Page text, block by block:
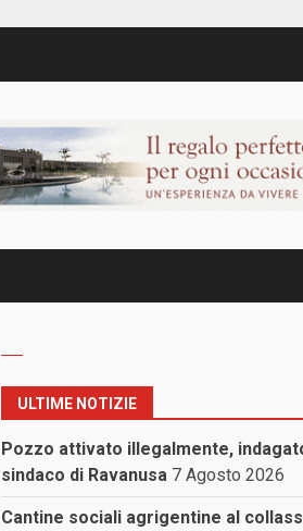
ULTIME NOTIZIE
Pozzo attivato illegalmente,
sindaco di Ravanusa 7 Agosto 2026
Cantine sociali agrigentine al